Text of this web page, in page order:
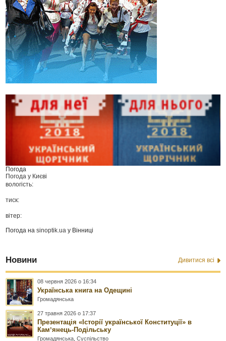
Погода
Погода у Києві
вологість:
тиск:
вітер:
Погода наsinoptik.ua у Вінниці
Новини Дивитися всі
08 червня 2026 о 16:34
Українська книга на Одещині
Громадянська
27 травня 2026 о 17:37
Презентація «Історії української Конституції» в
Камʼянець-Подільську
Громадянська ,Суспільство